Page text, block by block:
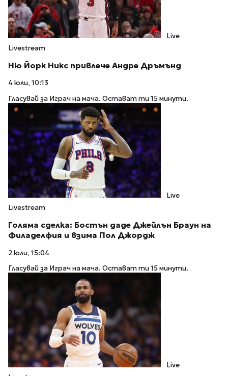
Live
Livestream
Ню Йорк Никс привлече Андре Дръмънд
4 юли, 10:13
Гласувай за Играч на мача. Остават ти 15 минути.
Live
Livestream
Голяма сделка: Бостън даде Джейлън Браун на
Филаделфия и взима Пол Джордж
2 юли, 15:04
Гласувай за Играч на мача. Остават ти 15 минути.
Live